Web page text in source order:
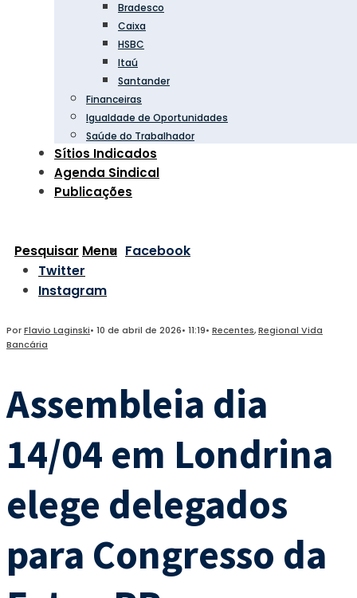
Bradesco
Caixa
HSBC
Itaú
Santander
Financeiras
Igualdade de Oportunidades
Saúde do Trabalhador
Sítios Indicados
Agenda Sindical
Publicações
Pesquisar Menu Facebook
Twitter
Instagram
PorFlavio Laginski• 10 de abril de 2026• 11:19• Recentes,Regional Vida
Bancária
Assembleia dia
14/04 em Londrina
elege delegados
para Congresso da